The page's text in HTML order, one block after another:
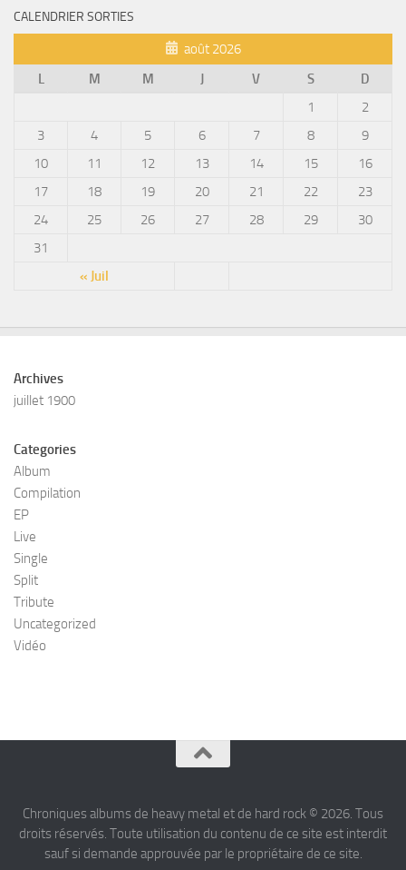
CALENDRIER SORTIES
août 2026
L
M M J V S D
« Juil
1
2
3
4 5 6 7 8
9
10
11 12 13 14 15
16
17
18 19 20 21 22
23
24
25 26 27 28 29
30
31
Archives
juillet 1900
Categories
Album
Compilation
EP
Live
Single
Split
Tribute
Uncategorized
Vidéo
Chroniques albums de heavy metal et de hard rock © 2026. Tous
droits réservés. Toute utilisation du contenu de ce site est interdit
sauf si demande approuvée par le propriétaire de ce site.